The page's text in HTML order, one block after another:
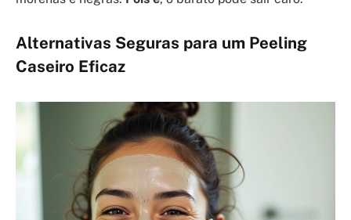
Alternativas Seguras para um Peeling
Caseiro Eficaz